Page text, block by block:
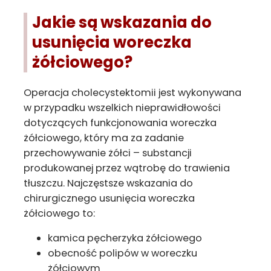
Jakie są wskazania do
usunięcia woreczka
żółciowego?
Operacja cholecystektomii jest wykonywana
w przypadku wszelkich nieprawidłowości
dotyczących funkcjonowania woreczka
żółciowego, który ma za zadanie
przechowywanie żółci – substancji
produkowanej przez wątrobę do trawienia
tłuszczu. Najczęstsze wskazania do
chirurgicznego usunięcia woreczka
żółciowego to:
kamica pęcherzyka żółciowego
obecność polipów w woreczku